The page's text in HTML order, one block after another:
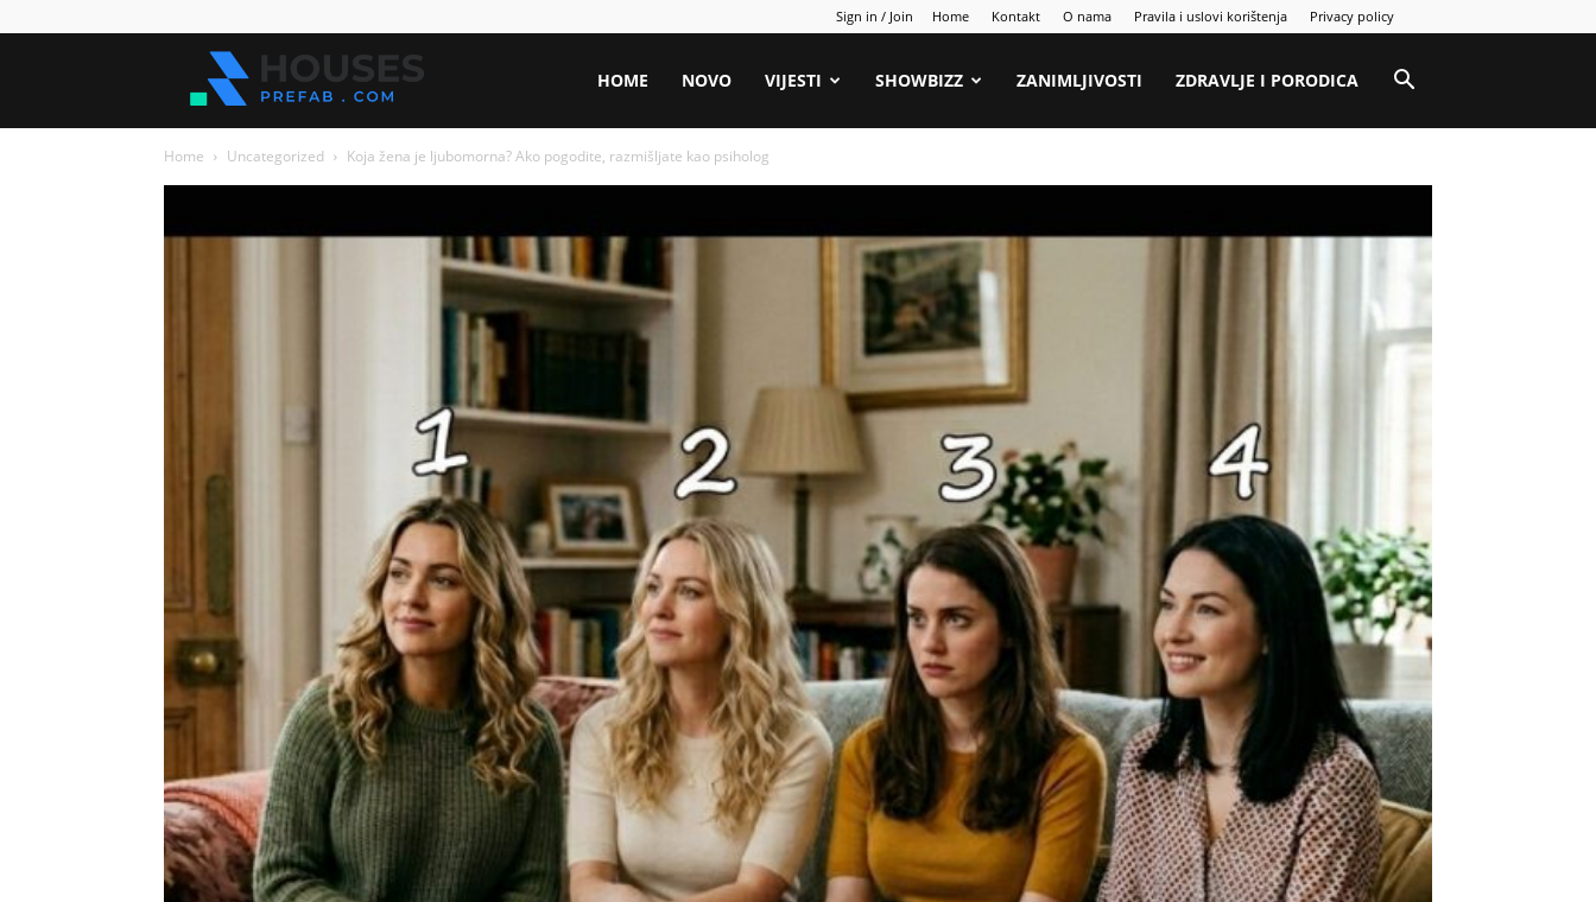
Sign in / Join Home Kontakt O nama Pravila i uslovi korištenja Privacy policy
sve
HOME NOVO VIJESTI SHOWBIZZ ZANIMLJIVOSTI ZDRAVLJE I PORODICA
Home Uncategorized Koja žena je ljubomorna? Ako pogodite, razmišljate kao psiholog